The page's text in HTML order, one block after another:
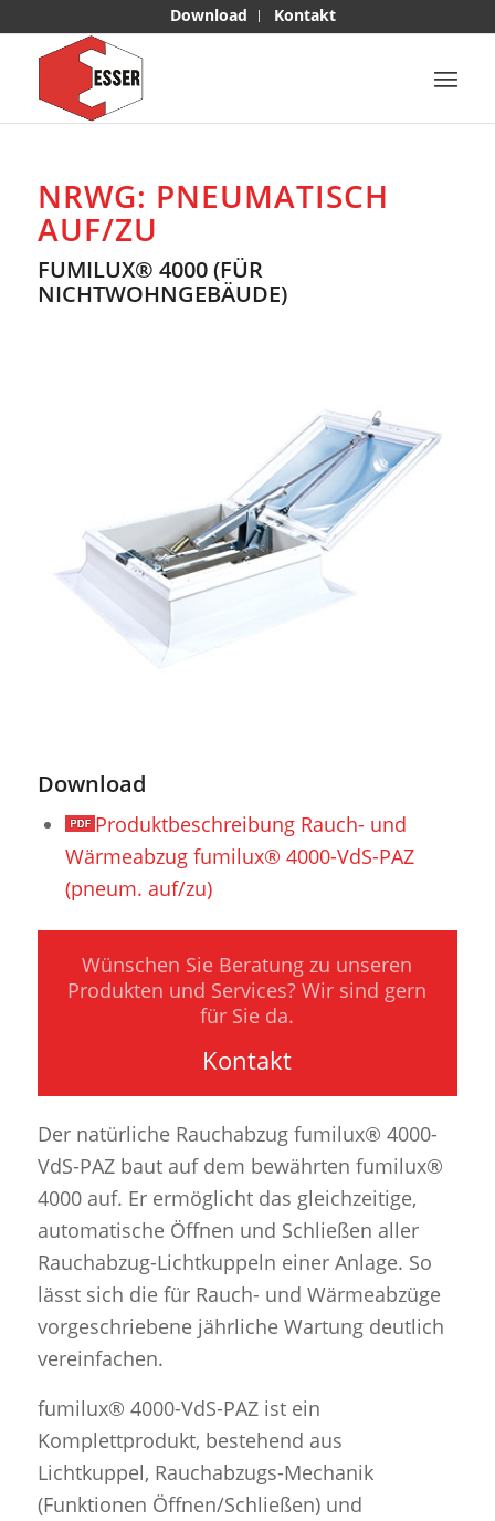
Download Kontakt
NRWG: PNEUMATISCH
AUF/ZU
FUMILUX® 4000 (FÜR
NICHTWOHNGEBÄUDE)
Download
Produktbeschreibung Rauch- und
Wärmeabzug fumilux® 4000-VdS-PAZ
(pneum. auf/zu)
Wünschen Sie Beratung zu unseren
Produkten und Services? Wir sind gern
für Sie da.
Kontakt
Der natürliche Rauchabzug fumilux® 4000-
VdS-PAZ baut auf dem bewährten fumilux®
4000 auf. Er ermöglicht das gleichzeitige,
automatische Öffnen und Schließen aller
Rauchabzug-Lichtkuppeln einer Anlage. So
lässt sich die für Rauch- und Wärmeabzüge
vorgeschriebene jährliche Wartung deutlich
vereinfachen.
fumilux® 4000-VdS-PAZ ist ein
Komplettprodukt, bestehend aus
Lichtkuppel, Rauchabzugs-Mechanik
(Funktionen Öffnen/Schließen) und